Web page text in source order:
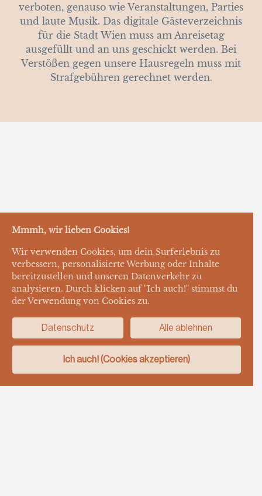
verboten, genauso wie Veranstaltungen, Parties
und laute Musik. Das digitale Gästeverzeichnis
für die Stadt Wien muss am Anreisetag
ausgefüllt und an uns geschickt werden. Bei
Verstößen gegen unsere Hausregeln muss mit
Strafgebühren gerechnet werden.
Mmmh, wir lieben Cookies!
Wir verwenden Cookies, um dein Surferlebnis zu
verbessern, personalisierte Werbung oder Inhalte
bereitzustellen und unseren Datenverkehr zu
analysieren. Durch klicken auf "Ich auch!" stimmst du
der Verwendung von Cookies zu.
Datenschutz Alle ablehnen
Ich auch! (Cookies akzeptieren)